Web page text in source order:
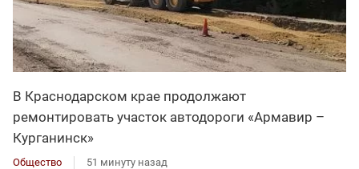
В Краснодарском крае продолжают
ремонтировать участок автодороги «Армавир –
Курганинск»
Общество 51 минуту назад